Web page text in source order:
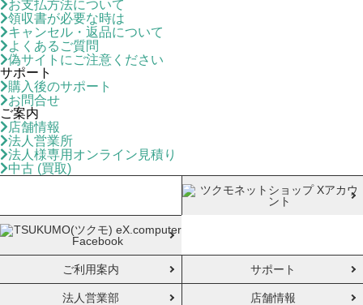
お支払方法について
領収書が必要な時は
キャンセル・返品について
よくあるご質問
偽サイトにご注意ください
サポート
購入後のサポート
お問合せ
ご案内
店舗情報
法人営業所
法人様専用オンライン見積り
中古 (買取)
ご利用案内 サポート
法人営業部 店舗情報